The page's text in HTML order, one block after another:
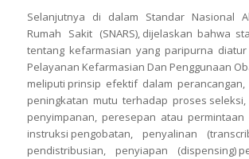
Selanjutnya di dalam Standar Nasional
Rumah Sakit (SNARS), dijelaskan bahwa
tentang kefarmasian yang paripurna diatur
Pelayanan Kefarmasian Dan Penggunaan
meliputi prinsip efektif dalam
peningkatan mutu terhadap proses
penyimpanan, peresepan atau
instruksi pengobatan, penyalinan
pendistribusian, penyiapan (dispensing)